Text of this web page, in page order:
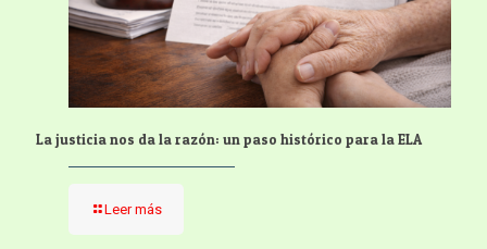
La justicia nos da la razón: un paso histórico para la ELA
Leer más